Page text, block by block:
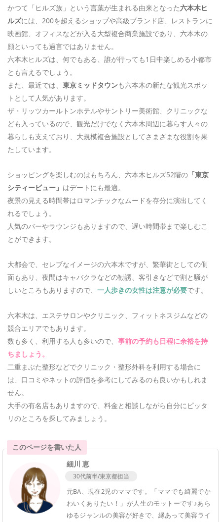
かつて「ヒルズ族」という言葉が生まれる由来となった六本木ヒ
ルズには、200を超えるショップや高級ブランド店、レストランに
映画館、オフィスなどが入る大型複合商業施設であり、六本木の
顔といっても過言ではありません。
六本木ヒルズは、何でもある、誰が行っても1日中楽しめる小都市
とも言えるでしょう。
また、最近では、東京ミッドタウンも六本木の新たな観光スポッ
トとして人気があります。
ザ・リッツカールトンホテルやサントリー美術館、クリニックな
ども入っているので、観光だけでなく六本木周辺に暮らす人々の
暮らしも支えており、大規模複合施設としてさまざまな役割を果
たしています。
ショッピングを楽しむのはもちろん、六本木ヒルズ52階の 「東京
シティービュー」 はデートにも最適。
夜景の見える時間帯はロマンチックなムードを存分に演出してく
れるでしょう。
人気のバーやラウンジもありますので、遅い時間帯まで楽しむこ
とができます。
大都会で、セレブなイメージの六本木ですが、繁華街としての側
面もあり、夜間はキャバクラなどの勧誘、客引きなどで割と騒が
しいところもありますので、一人歩きの女性は注意が必要です。
六本木は、エステサロンやクリニック、フィットネスジムなどの
競合エリアでもあります。
数も多く、利用する人も多いので、事前の予約も日程に余裕を持
ちましょう。
二重まぶた整形などでクリニック・整形外科を利用する場合に
は、口コミやネットの評価を参考にしてみるのも良いかもしれま
せん。
大手の有名店もありますので、料金と相談しながら自分にピッタ
リのところを探してみましょう。
このページを書いた人
細川 恵
30代前半/東京都担当
元BA、現在2児のママです。「ママでも綺麗でか
わいくありたい！」が人生のモットーです♪あら
ゆるジャンルの美容が好きで、縁あって美容ライ